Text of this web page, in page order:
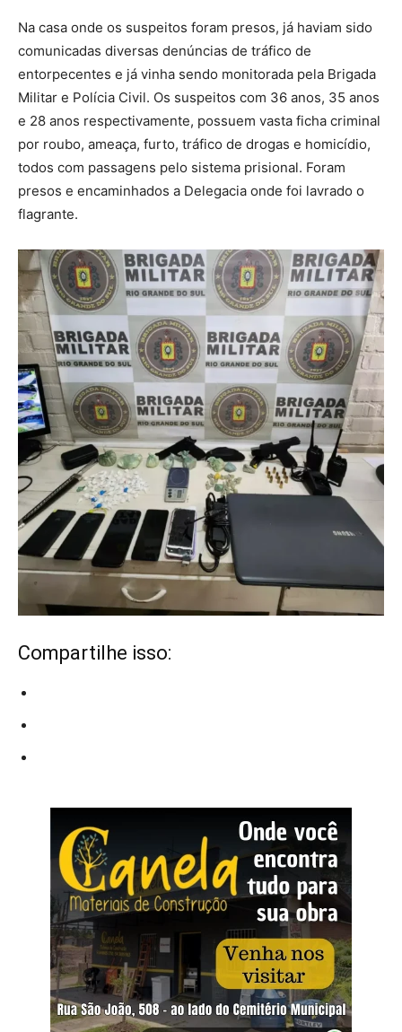
Na casa onde os suspeitos foram presos, já haviam sido
comunicadas diversas denúncias de tráfico de
entorpecentes e já vinha sendo monitorada pela Brigada
Militar e Polícia Civil. Os suspeitos com 36 anos, 35 anos
e 28 anos respectivamente, possuem vasta ficha criminal
por roubo, ameaça, furto, tráfico de drogas e homicídio,
todos com passagens pelo sistema prisional. Foram
presos e encaminhados a Delegacia onde foi lavrado o
flagrante.
Compartilhe isso: